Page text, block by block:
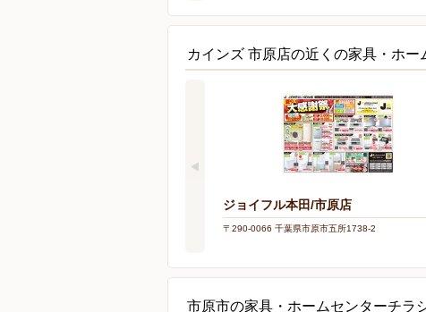
カインズ 市原店の近くの家具・ホー
ジョイフル本田/市原店
〒290-0066 千葉県市原市五所1738-2
市原市の家具・ホームセンターチラ